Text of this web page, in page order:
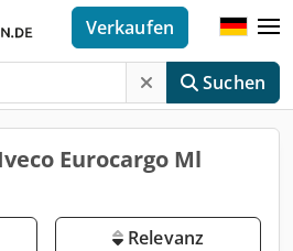
Suchen
Verkaufen
Eurocargo Ml
Relevanz